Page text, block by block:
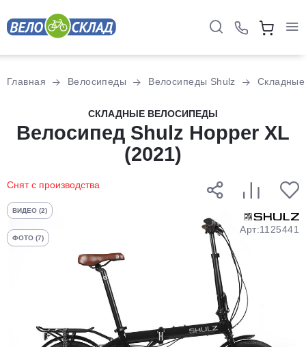
Главная Велосипеды Велосипеды Shulz Складные
СКЛАДНЫЕ ВЕЛОСИПЕДЫ
Велосипед Shulz Hopper XL
(2021)
Снят с производства
ВИДЕО (2)
ФОТО (7)
Арт:1125441
Разбейте
оплатуна части
без переплат
График платежей
Добавляйте товары